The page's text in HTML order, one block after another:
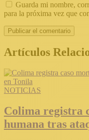
Guarda mi nombre,
para la próxima vez que
Artículos
NOTICIAS
Colima registra
humana tras